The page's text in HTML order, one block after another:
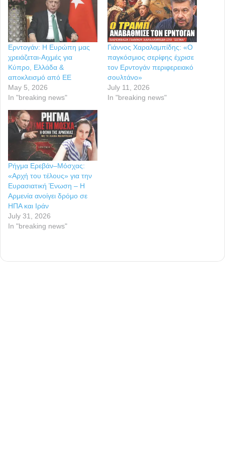
Ερντογάν: Η Ευρώπη μας
χρειάζεται-Αιχμές για
Κύπρο, Ελλάδα &
αποκλεισμό από ΕΕ
May 5, 2026
In "breaking news"
Γιάννος Χαραλαμπίδης: «Ο
παγκόσμιος σερίφης έχρισε
τον Ερντογάν περιφερειακό
σουλτάνο»
July 11, 2026
In "breaking news"
Ρήγμα Ερεβάν–Μόσχας:
«Αρχή του τέλους» για την
Ευρασιατική Ένωση – Η
Αρμενία ανοίγει δρόμο σε
ΗΠΑ και Ιράν
July 31, 2026
In "breaking news"